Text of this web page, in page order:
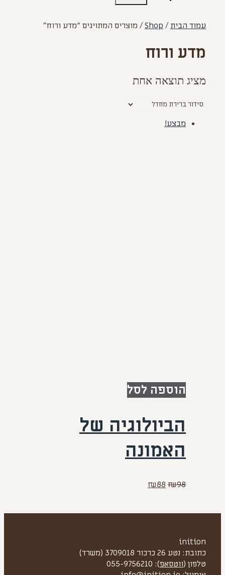
עמוד הבית/
Shop/ מוצרים המתויגים “מדע ורוח”
מדע ורוח
מציג תוצאה אחת
מבצע!
הוספה לסל
הביולוגיה של
האמונה
₪98
המחיר
₪88
inition
כתובת: נטע 26 כרכור 3709018 (משרד)
טלפון (ווטסאפ): 055-9756210